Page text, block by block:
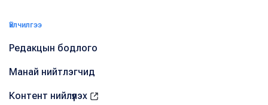
Үйлчилгээ
Редакцын бодлого
Манай нийтлэгчид
Контент нийлүүлэх